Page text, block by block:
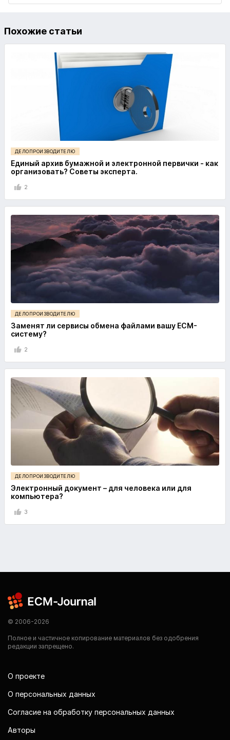
Похожие статьи
ДЕЛОПРОИЗВОДИТЕЛЮ
Единый архив бумажной и электронной первички - как
организовать? Советы эксперта.
2
ДЕЛОПРОИЗВОДИТЕЛЮ
Заменят ли сервисы обмена файлами вашу ECM-
систему?
2
ДЕЛОПРОИЗВОДИТЕЛЮ
Электронный документ – для человека или для
компьютера?
3
© 2006-2026
Полное и частичное копирование материалов без одобрения
редакции запрещено.
О проекте
О персональных данных
Согласие на обработку персональных данных
Авторы